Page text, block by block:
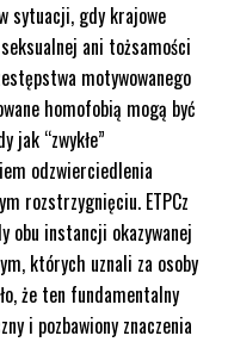
sytuacji, gdy krajowe
ani tożsamości
motywowanego
homofobią mogą być
jak “zwykłe”
odzwierciedlenia
rozstrzygnięciu. ETPCz
obu instancji okazywanej
których uznali za osoby
że ten fundamentalny
i pozbawiony znaczenia